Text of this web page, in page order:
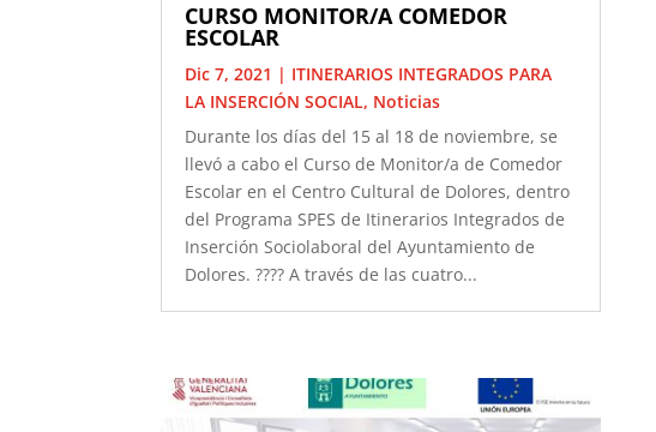
CURSO MONITOR/A COMEDOR
ESCOLAR
Dic 7, 2021 | ITINERARIOS INTEGRADOS PARA
LA INSERCIÓN SOCIAL, Noticias
Durante los días del 15 al 18 de noviembre, se
llevó a cabo el Curso de Monitor/a de Comedor
Escolar en el Centro Cultural de Dolores, dentro
del Programa SPES de Itinerarios Integrados de
Inserción Sociolaboral del Ayuntamiento de
Dolores. ???? A través de las cuatro...